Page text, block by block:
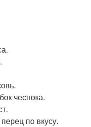
чеснока.
по вкусу.